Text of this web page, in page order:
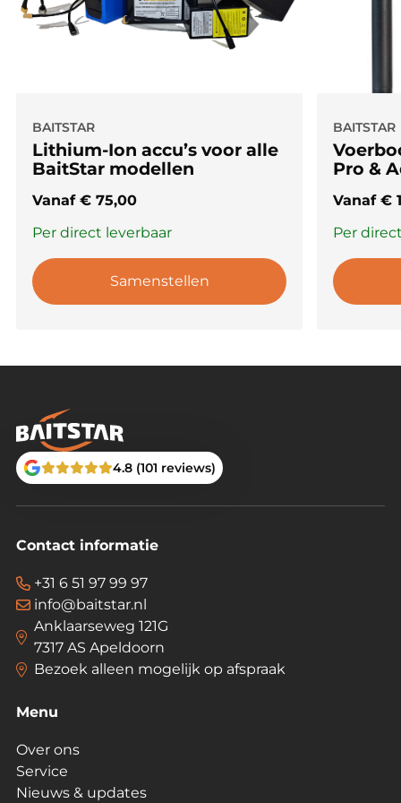
ongeëvenaarde inzichten in de
onderwaterwereld – perfect voor de serieuze
BAITSTAR
Lithium-Ion accu’s voor alle
BaitStar modellen
Vanaf € 75,00
Per direct leverbaar
Samenstellen
BAITSTAR
Pro &
Vanaf €
Per
4.8 (101 reviews)
Contact informatie
+31 6 51 97 99 97
info@baitstar.nl
Anklaarseweg 121G
7317 AS Apeldoorn
Bezoek alleen mogelijk op afspraak
Menu
Over ons
Service
Nieuws & updates